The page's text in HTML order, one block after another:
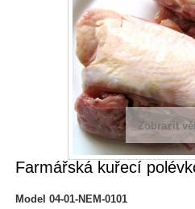
Zobrazit
Farmářská kuřecí
Model 04-01-NEM-0101